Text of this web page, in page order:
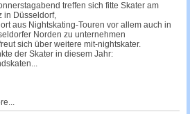
treffen sich fitte Skater am
in Düsseldorf,
aus Nightskating-Touren vor allem auch in
Norden zu unternehmen
sich über weitere mit-nightskater.
der Skater in diesem Jahr: